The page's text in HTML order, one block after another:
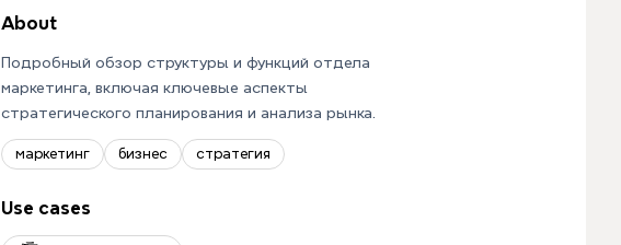
About
Подробный обзор структуры и функций отдела
маркетинга, включая ключевые аспекты
стратегического планирования и анализа рынка.
маркетинг бизнес стратегия
Use cases